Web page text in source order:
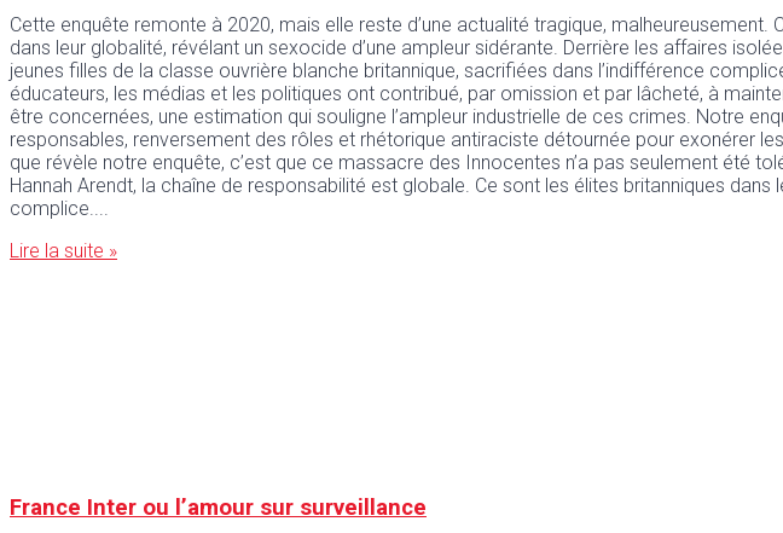
Cette enquête remonte à 2020, mais elle reste d’une actualité tragique,
dans leur globalité, révélant un sexocide d’une ampleur sidérante. Derrière les affaires
jeunes filles de la classe ouvrière blanche britannique, sacrifiées dans l’indifférence
éducateurs, les médias et les politiques ont contribué, par omission et par lâcheté, à
être concernées, une estimation qui souligne l’ampleur industrielle de ces crimes. Notre
responsables, renversement des rôles et rhétorique antiraciste détournée pour exonérer
que révèle notre enquête, c’est que ce massacre des Innocentes n’a pas seulement été
Hannah Arendt, la chaîne de responsabilité est globale. Ce sont les élites britanniques
complice.
Lire la suite »
France Inter ou l’amour sur surveillance